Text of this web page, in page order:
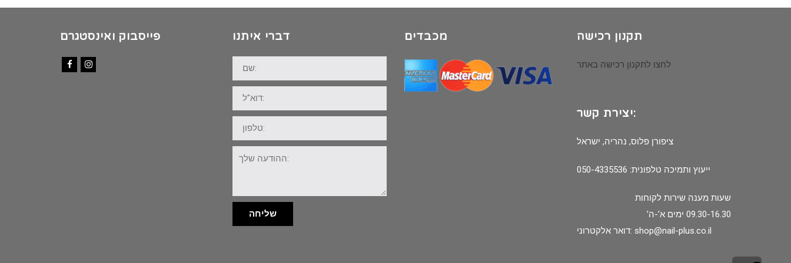
פייסבוק ואינסטגרם דברי איתנו
שם:
דוא"ל:
טלפון:
ההודעה
שלך:
שליחה
מכבדים תקנון רכישה
לחצו לתקנון רכישה באתר
יצירת קשר:
ציפורן פלוס, נהריה, ישראל
ייעוץ ותמיכה טלפונית: 050-4335536
שעות מענה שירות לקוחות
09.30-16.30 ימים א’-ה’
דואר אלקטרוני: shop@nail-plus.co.il